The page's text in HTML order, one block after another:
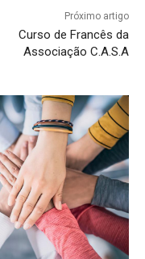
Próximo artigo
Curso de Francês da
Associação C.A.S.A